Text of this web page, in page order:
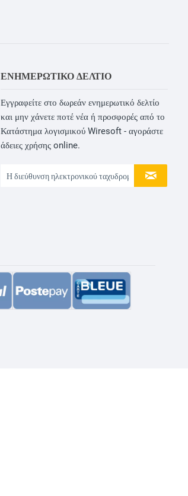
ΕΝΗΜΕΡΩΤΙΚΌ ΔΕΛΤΊΟ
Εγγραφείτε στο δωρεάν ενημερωτικό δελτίο
και μην χάνετε ποτέ νέα ή προσφορές από το
Κατάστημα λογισμικού Wiresoft - αγοράστε
άδειες χρήσης online.